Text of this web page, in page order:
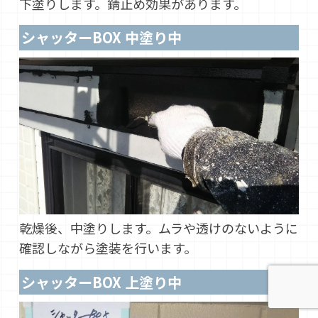
シャッターBOX 中塗り中
乾燥後、中塗りします。ムラや透けのないように
確認しながら塗装を行います。
シャッターBOX 上塗り中